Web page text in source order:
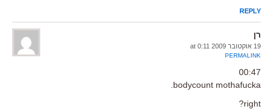
REPLY
רן
19 אוקטובר 2009 at 0:11
PERMALINK
00:47
bodycount mothafucka.
right?